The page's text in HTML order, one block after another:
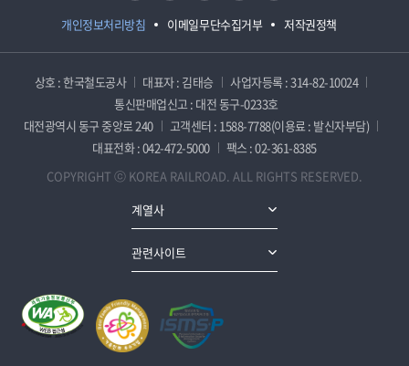
개인정보처리방침 이메일무단수집거부 저작권정책
상호 : 한국철도공사 대표자 : 김태승
사업자등록 : 314-82-10024
통신판매업신고 : 대전 동구-0233호
대전광역시 동구 중앙로 240
고객센터 : 1588-7788(이용료 : 발신자부담)
대표전화 : 042-472-5000
팩스 : 02-361-8385
COPYRIGHT ⓒ KOREA RAILROAD. ALL RIGHTS RESERVED.
계열사
관련사이트